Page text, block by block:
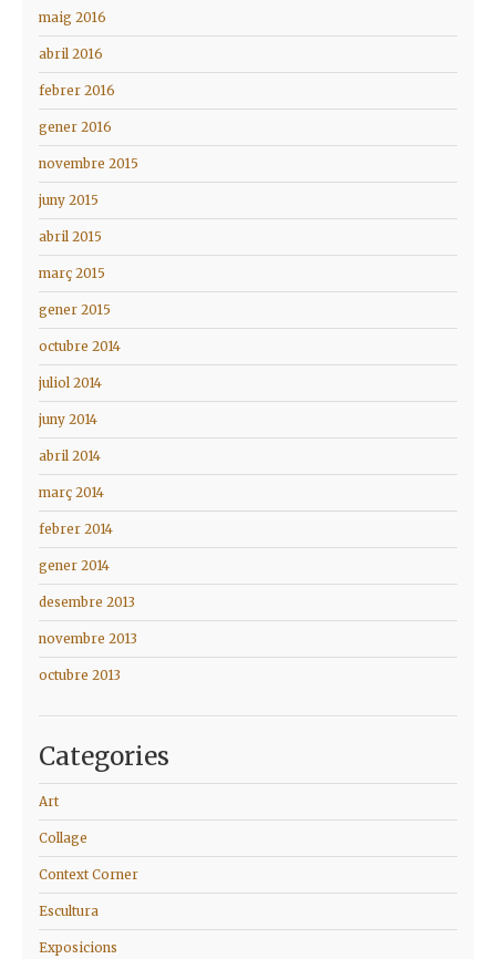
maig 2016
abril 2016
febrer 2016
gener 2016
novembre 2015
juny 2015
abril 2015
març 2015
gener 2015
octubre 2014
juliol 2014
juny 2014
abril 2014
març 2014
febrer 2014
gener 2014
desembre 2013
novembre 2013
octubre 2013
Categories
Art
Collage
Context Corner
Escultura
Exposicions